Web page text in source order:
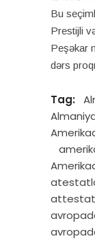
Bu
Prestijli
Peşəkar
dərs
Tag: